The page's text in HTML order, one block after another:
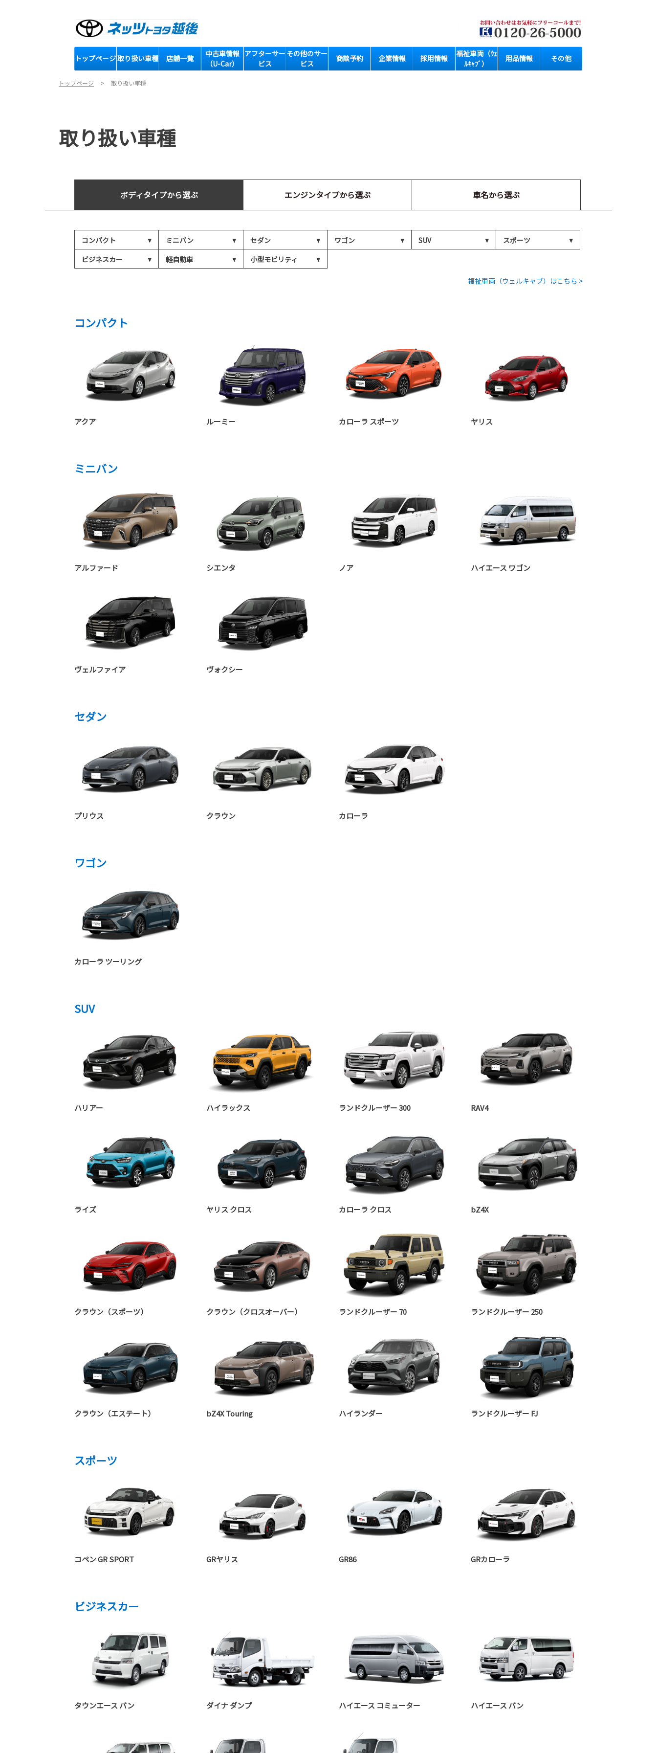
トップページ取り扱い車種 店舗一覧
中古車情報
（U-Car）
アフターサー
ビス
その他のサー
ビス
商談予約 企業情報 採用情報
福祉車両（ｳｪ
ﾙｷｬﾌﾞ）
用品情報 その他
トップページ 取り扱い車種
取り扱い車種
ボディタイプから選ぶ エンジンタイプから選ぶ 車名から選ぶ
コンパクト ミニバン セダン ワゴン SUV
スポーツ
ビジネスカー
軽自動車 小型モビリティ
福祉車両（ウェルキャブ）はこちら >
コンパクト
アクア ルーミー カローラ スポーツ ヤリス
ミニバン
アルファード シエンタ ノア ハイエース ワゴン
ヴェルファイア ヴォクシー
セダン
プリウス クラウン カローラ
ワゴン
カローラ ツーリング
SUV
ハリアー ハイラックス ランドクルーザー 300 RAV4
ライズ ヤリス クロス カローラ クロス bZ4X
クラウン（スポーツ） クラウン（クロスオーバー） ランドクルーザー 70 ランドクルーザー 250
クラウン（エステート） bZ4X Touring ハイランダー ランドクルーザー FJ
スポーツ
コペン GR SPORT GRヤリス GR86 GRカローラ
ビジネスカー
タウンエース バン ダイナ ダンプ ハイエース コミューター ハイエース バン